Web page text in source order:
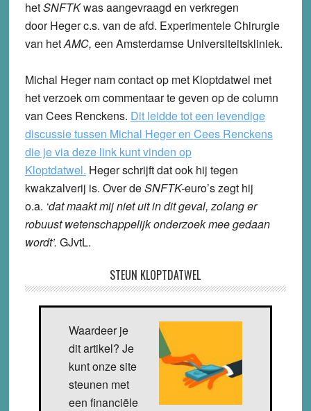
hetSNFTKwas aangevraagd en verkregen
door Heger c.s. van de afd. Experimentele Chirurgie
van hetAMC, een Amsterdamse Universiteitskliniek.
Michal Heger nam contact op met Kloptdatwel met
het verzoek om commentaar te geven op de column
van Cees Renckens. Dit leidde tot een levendige
discussie tussen Michal Heger en Cees Renckens
die je via deze link kunt vinden op
Kloptdatwel. Heger schrijft dat ook hij tegen
kwakzalverij is. Over deSNFTK-euro’s zegt hij
o.a. ‘dat maakt mij niet uit in dit geval, zolang er
robuust wetenschappelijk onderzoek mee gedaan
wordt’. GJvtL.
STEUN KLOPTDATWEL
Waardeer je
dit artikel? Je
kunt onze site
steunen met
een financiële